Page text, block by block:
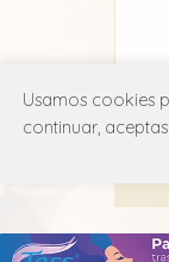
Usamos cookies
continuar,